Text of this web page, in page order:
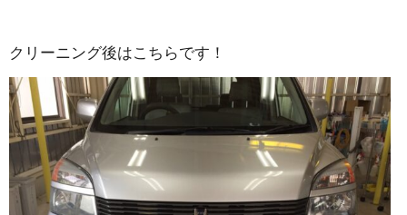
クリーニング後はこちらです！